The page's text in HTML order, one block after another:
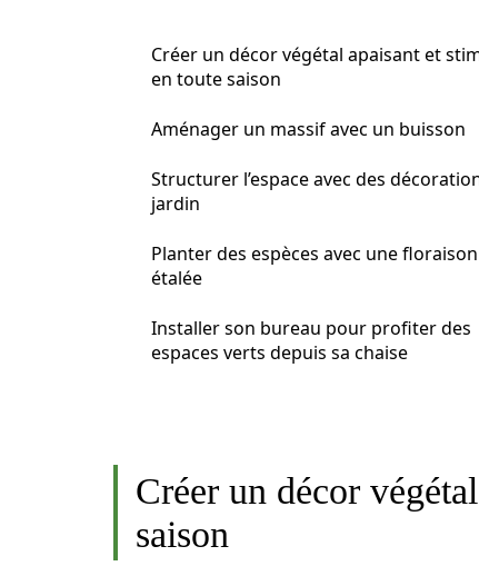
Créer un décor végétal apaisant et
en toute saison
Aménager un massif avec un buisson
Structurer l’espace avec des
jardin
Planter des espèces avec une floraison
étalée
Installer son bureau pour profiter des
espaces verts depuis sa chaise
Créer un décor
saison